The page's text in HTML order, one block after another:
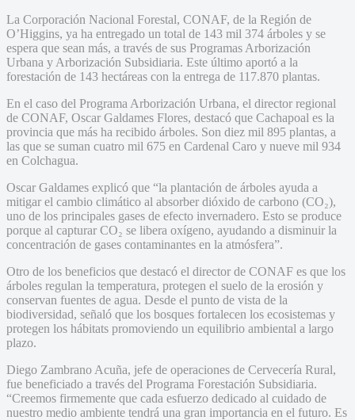
La Corporación Nacional Forestal, CONAF, de la Región de
O’Higgins, ya ha entregado un total de 143 mil 374 árboles y se
espera que sean más, a través de sus Programas Arborización
Urbana y Arborización Subsidiaria. Este último aportó a la
forestación de 143 hectáreas con la entrega de 117.870 plantas.
En el caso del Programa Arborización Urbana, el director regional
de CONAF, Oscar Galdames Flores, destacó que Cachapoal es la
provincia que más ha recibido árboles. Son diez mil 895 plantas, a
las que se suman cuatro mil 675 en Cardenal Caro y nueve mil 934
en Colchagua.
Oscar Galdames explicó que “la plantación de árboles ayuda a
mitigar el cambio climático al absorber dióxido de carbono (CO₂),
uno de los principales gases de efecto invernadero. Esto se produce
porque al capturar CO₂ se libera oxígeno, ayudando a disminuir la
concentración de gases contaminantes en la atmósfera”.
Otro de los beneficios que destacó el director de CONAF es que los
árboles regulan la temperatura, protegen el suelo de la erosión y
conservan fuentes de agua. Desde el punto de vista de la
biodiversidad, señaló que los bosques fortalecen los ecosistemas y
protegen los hábitats promoviendo un equilibrio ambiental a largo
plazo.
Diego Zambrano Acuña, jefe de operaciones de Cervecería Rural,
fue beneficiado a través del Programa Forestación Subsidiaria.
“Creemos firmemente que cada esfuerzo dedicado al cuidado de
nuestro medio ambiente tendrá una gran importancia en el futuro. Es